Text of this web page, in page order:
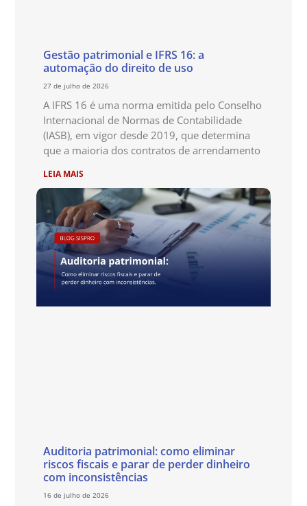
Gestão patrimonial e IFRS 16: a
automação do direito de uso
27 de julho de 2026
A IFRS 16 é uma norma emitida pelo Conselho
Internacional de Normas de Contabilidade
(IASB), em vigor desde 2019, que determina
que a maioria dos contratos de arrendamento
LEIA MAIS
Auditoria patrimonial: como eliminar
riscos fiscais e parar de perder dinheiro
com inconsistências
16 de julho de 2026